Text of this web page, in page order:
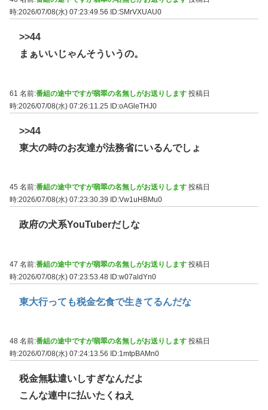
時:2026/07/08(水) 07:23:49.56
ID:SMrVXUAU0
>>44
まぁいいじゃんそういうの。
61 名前:番組の途中ですが翡翠の名無しがお送りします 投稿日
時:2026/07/08(水) 07:26:11.25 ID:oAGleTHJ0
>>44
東大の時のお友達が法務省にいるんでしょ
45 名前:番組の途中ですが翡翠の名無しがお送りします 投稿日
時:2026/07/08(水) 07:23:30.39
ID:Vw1uHBMu0
政府の犬系YouTuberだしな
47 名前:番組の途中ですが翡翠の名無しがお送りします 投稿日
時:2026/07/08(水) 07:23:53.48 ID:w07aldYn0
東大行っても税金乞食で生きてるんだな
48 名前:番組の途中ですが翡翠の名無しがお送りします 投稿日
時:2026/07/08(水) 07:24:13.56
ID:1mtpBAMn0
税金無駄遣いしすぎなんだよ
こんな連中に払いたくねえ